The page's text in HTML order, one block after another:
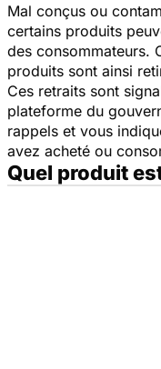
Mal conçus ou
certains produits
des consommateurs.
produits sont ainsi
Ces retraits sont
plateforme du
rappels et vous
avez acheté ou
Quel produit